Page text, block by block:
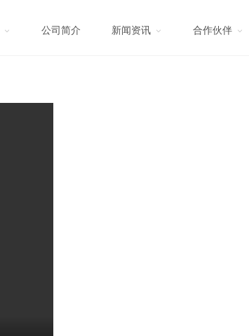
公司简介 新闻资讯 合作伙伴